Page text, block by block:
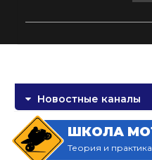
Новостные каналы
ШКОЛА
Теория и